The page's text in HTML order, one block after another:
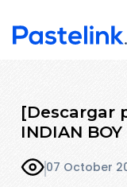
[Descargar
INDIAN
07 October